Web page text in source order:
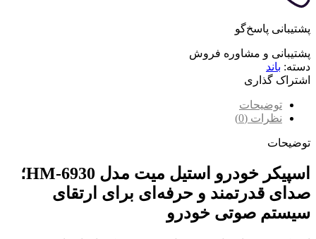
پشتیبانی پاسخ‌گو
پشتیبانی و مشاوره فروش
دسته: باند
اشتراک گذاری
توضیحات
نظرات (0)
توضیحات
اسپیکر خودرو استیل میت مدل HM-6930؛
صدای قدرتمند و حرفه‌ای برای ارتقای
سیستم صوتی خودرو